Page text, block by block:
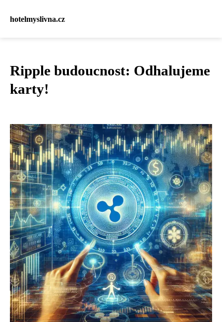
hotelmyslivna.cz
Ripple budoucnost: Odhalujeme
karty!